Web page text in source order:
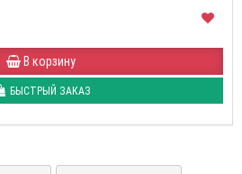
В корзину
БЫСТРЫЙ ЗАКАЗ